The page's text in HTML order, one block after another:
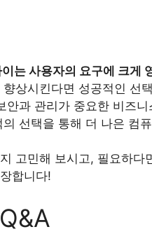
는 사용자의 요구에 크게
상시킨다면 성공적인 선
안과 관리가 중요한 비즈
선택을 통해 더 나은 컴
고민해 보시고, 필요하다
합니다!